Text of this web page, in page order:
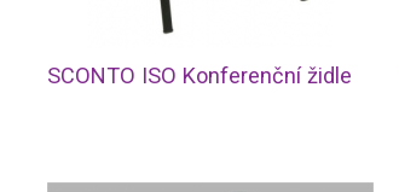
SCONTO ISO Konferenční židle